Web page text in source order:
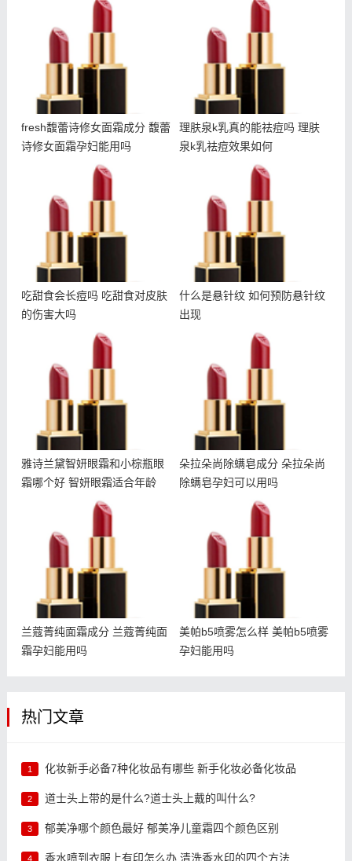
fresh馥蕾诗修女面霜成分 馥蕾
诗修女面霜孕妇能用吗
理肤泉k乳真的能祛痘吗 理肤
泉k乳祛痘效果如何
吃甜食会长痘吗 吃甜食对
吃甜食会长痘吗 吃甜食对皮肤
的伤害大吗
什么是悬针纹 如何预防悬
什么是悬针纹 如何预防悬针纹
出现
雅诗兰黛智妍眼霜和小棕瓶
雅诗兰黛智妍眼霜和小棕瓶眼
霜哪个好 智妍眼霜适合年龄
朵拉朵尚除螨皂成分 朵拉
朵拉朵尚除螨皂成分 朵拉朵尚
除螨皂孕妇可以用吗
兰蔻菁纯面霜成分 兰蔻菁
兰蔻菁纯面霜成分 兰蔻菁纯面
霜孕妇能用吗
美帕b5喷雾怎么样 美帕b5
美帕b5喷雾怎么样 美帕b5喷雾
孕妇能用吗
热门文章
1 化妆新手必备7种化妆品有哪些 新手化妆必备化妆品
2 道士头上带的是什么?道士头上戴的叫什么?
3 郁美净哪个颜色最好 郁美净儿童霜四个颜色区别
4 香水喷到衣服上有印怎么办 清洗香水印的四个方法